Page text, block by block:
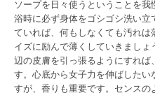
ソープを日々使うということを
浴時に必ず身体をゴシゴシ洗い
ていれば、何もしなくても汚れ
イズに励んで薄くしていきまし
辺の皮膚を引っ張るようにすれ
す。心底から女子力を伸ばした
すが、香りも重要です。センス